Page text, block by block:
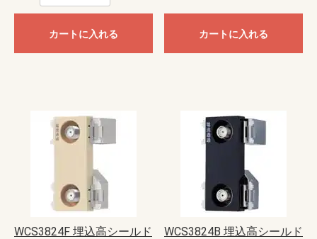
カートに入れる カートに入れる
WCS3824F 埋込高シールド
WCS3824B 埋込高シールド